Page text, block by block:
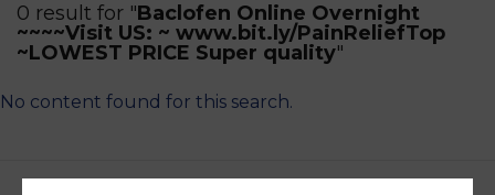
0 result for "Baclofen Online Overnight
~~~~Visit US: ~ www.bit.ly/PainReliefTop
~LOWEST PRICE Super quality"
No content found for this search.